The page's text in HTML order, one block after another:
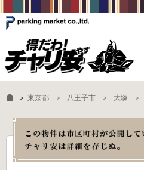
物件一覧
よくあるご質問
＞ 東京都 八王子市 大塚